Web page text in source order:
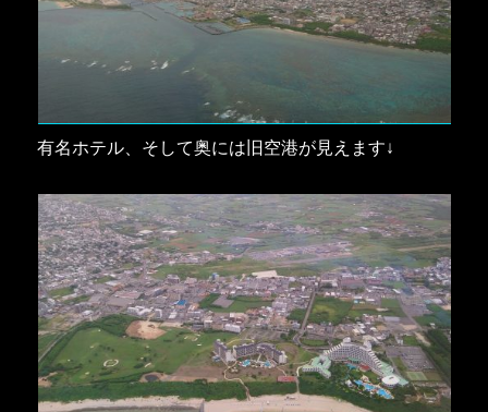
有名ホテル、そして奥には旧空港が見えます↓